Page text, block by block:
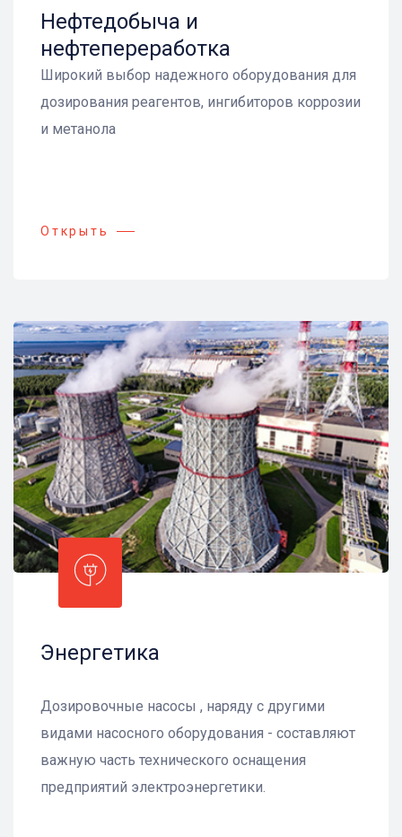
Нефтедобыча и
нефтепереработка
Широкий выбор надежного оборудования для
дозирования реагентов, ингибиторов коррозии
и метанола
Открыть
Энергетика
Дозировочные насосы , наряду с другими
видами насосного оборудования - составляют
важную часть технического оснащения
предприятий электроэнергетики.